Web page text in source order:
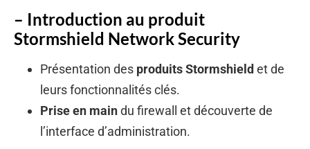
– Introduction au produit
Stormshield Network Security
Présentation des produits Stormshield et de
leurs fonctionnalités clés.
Prise en maindu firewall et découverte de
l’interface d’administration.